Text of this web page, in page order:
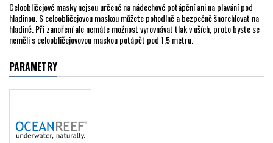
Celoobličejové masky nejsou určené na nádechové potápění ani na plavání pod
hladinou. S celoobličejovou maskou můžete pohodlně a bezpečně šnorchlovat na
hladině. Při zanoření ale nemáte možnost vyrovnávat tlak v uších, proto byste se
neměli s celoobličejovovou maskou potápět pod 1,5 metru.
PARAMETRY